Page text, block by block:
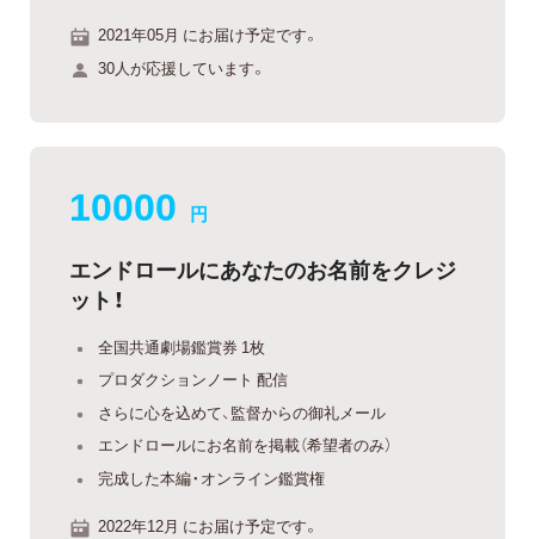
2021年05月 にお届け予定です。
30人が応援しています。
10000 円
エンドロールにあなたのお名前をクレジ
ット！
全国共通劇場鑑賞券 1枚
プロダクションノート 配信
さらに心を込めて、監督からの御礼メール
エンドロールにお名前を掲載（希望者のみ）
完成した本編・オンライン鑑賞権
2022年12月 にお届け予定です。